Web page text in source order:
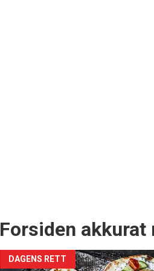
Forsiden akkurat
DAGENS RETT